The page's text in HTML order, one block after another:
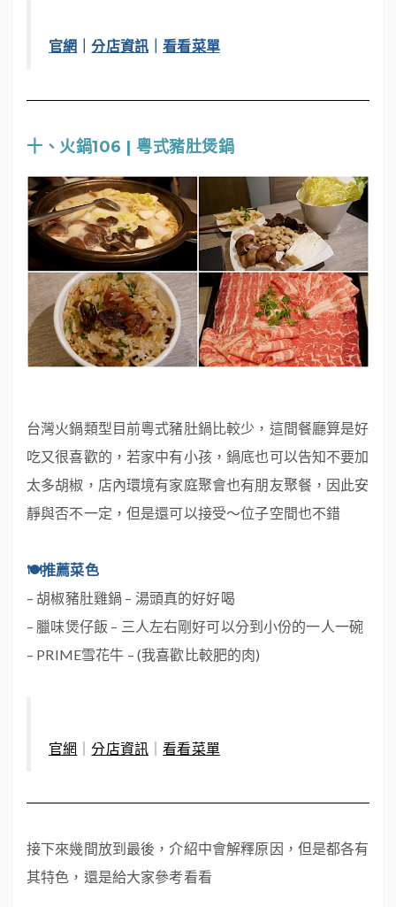
官網 ｜分店資訊 ｜看看菜單
十、火鍋106 | 粵式豬肚煲鍋
台灣火鍋類型目前粵式豬肚鍋比較少，這間餐廳算是好
吃又很喜歡的，若家中有小孩，鍋底也可以告知不要加
太多胡椒，店內環境有家庭聚會也有朋友聚餐，因此安
靜與否不一定，但是還可以接受～位子空間也不錯
🍽推薦菜色
– 胡椒豬肚雞鍋 – 湯頭真的好好喝
– 臘味煲仔飯 – 三人左右剛好可以分到小份的一人一碗
– PRIME雪花牛 – (我喜歡比較肥的肉)
官網 ｜分店資訊 ｜看看菜單
接下來幾間放到最後，介紹中會解釋原因，但是都各有
其特色，還是給大家參考看看